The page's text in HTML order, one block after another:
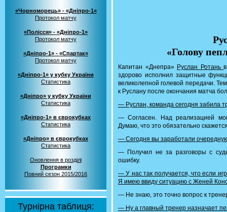
«Чорноморець» - «Дніпро-1»
Протокол матчу
«Полісся» - «Дніпро-1»
Протокол матчу
«Дніпро-1» - «Спартак»
Протокол матчу
«Дніпро-1» у кубку України
Статистика
«Дніпро» у кубку України
Статистика
«Дніпро-1» в єврокубках
Статистика
«Дніпро» в єврокубках
Статистика
Оновлення в розділі
Програмки
Повний сезон 2015/2016
Турнірна таблиця:
«Голову
Капитан «Днепра» Руслан Ротань
здорово исполнил защитные
великолепной голевой передачи.
к Руслану после окончания матча
— Руслан, команда сегодня
— Согласен. Над реализацией
Думаю, что это обязательно
— Сегодня вы заработали
— Получил не за разговоры с
ошибку.
— У нас так получается, что если
Я имею ввиду ситуацию с Женей
— Не знаю, это точно вопрос к
— Ну а главный тренер назначает